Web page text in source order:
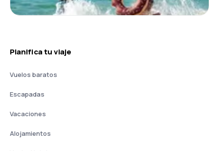
Planifica tu viaje
Vuelos baratos
Escapadas
Vacaciones
Alojamientos